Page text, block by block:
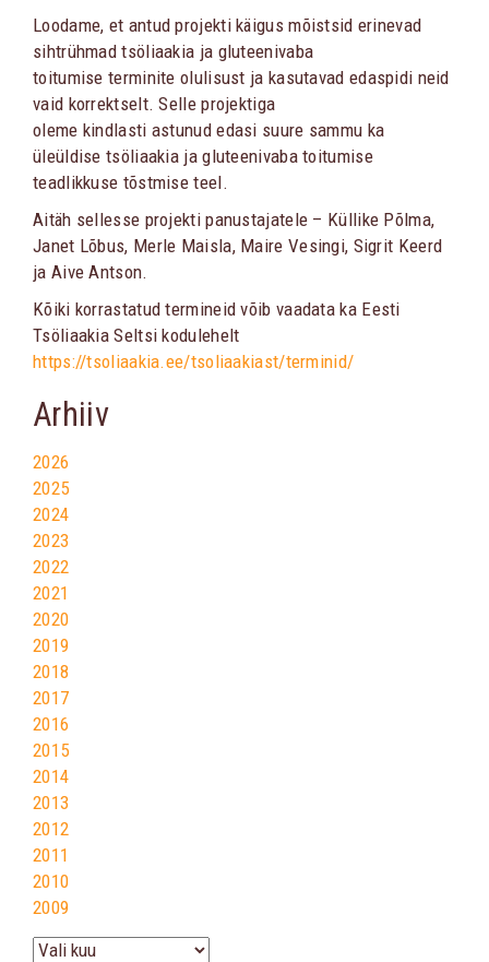
Loodame, et antud projekti käigus mõistsid erinevad
sihtrühmad tsöliaakia ja gluteenivaba
toitumise terminite olulisust ja kasutavad edaspidi neid
vaid korrektselt. Selle projektiga
oleme kindlasti astunud edasi suure sammu ka
üleüldise tsöliaakia ja gluteenivaba toitumise
teadlikkuse tõstmise teel.
Aitäh sellesse projekti panustajatele – Küllike Põlma,
Janet Lõbus, Merle Maisla, Maire Vesingi, Sigrit Keerd
ja Aive Antson.
Kõiki korrastatud termineid võib vaadata ka Eesti
Tsöliaakia Seltsi kodulehelt
https://tsoliaakia.ee/tsoliaakiast/terminid/
Arhiiv
2026
2025
2024
2023
2022
2021
2020
2019
2018
2017
2016
2015
2014
2013
2012
2011
2010
2009
Arhiiv